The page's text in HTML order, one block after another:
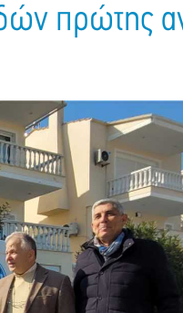
πρώτης